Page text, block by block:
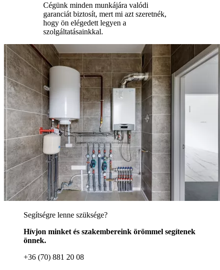
Cégünk minden munkájára valódi
garanciát biztosít, mert mi azt szeretnék,
hogy ön elégedett legyen a
szolgáltatásainkkal.
Segítségre lenne szüksége?
Hívjon minket és szakembereink örömmel segítenek
önnek.
+36 (70) 881 20 08